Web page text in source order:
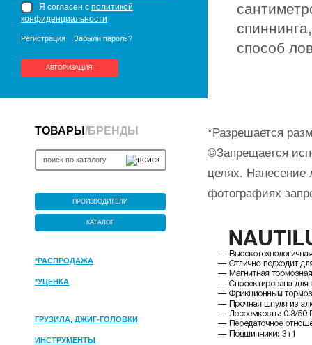
Я согласен с политикой
конфиденциальности
Регистрация Забыли пароль?
АВТОРИЗАЦИЯ
ТОВАРЫ /БРЕНДЫ
ПРОИЗВОДИТЕЛИ
КАТАЛОГ
*РАСПРОДАЖА
*УЦЕНКА
ГРУЗИЛА, ДЖИГ-ГОЛОВКИ
ИНСТРУМЕНТЫ
способ
*Разрешается
©Запрещается
целях. Нанесение
фотографиях